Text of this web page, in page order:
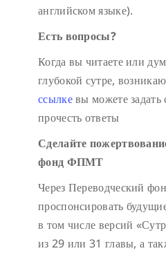
английском языке).
Есть вопросы?
Когда вы читаете или
глубокой сутре,
ссылкевы можете задать
прочесть ответы
Сделайте
фонд ФПМТ
Через Переводческий
проспонсировать
в том числе версий
из 29 или 31 главы, а